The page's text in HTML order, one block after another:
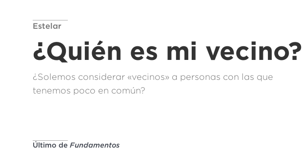
Estelar
¿Quién es mi vecino?
¿Solemos considerar «vecinos» a personas con las que
tenemos poco en común?
Último deFundamentos